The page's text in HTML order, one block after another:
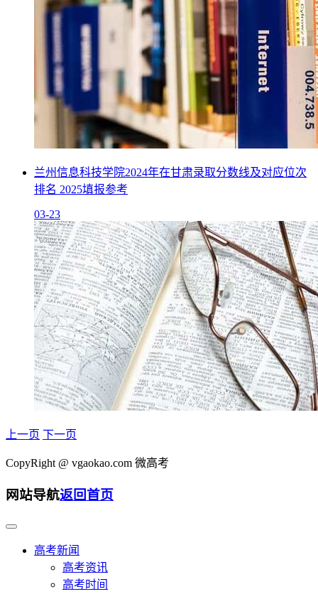
兰州信息科技学院2024年在甘肃录取分数线及对应位次
排名 2025填报参考
03-23
上一页 下一页
CopyRight @ vgaokao.com 微高考
网站导航返回首页
高考新闻
高考资讯
高考时间